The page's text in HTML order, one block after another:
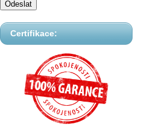
Certifikace: